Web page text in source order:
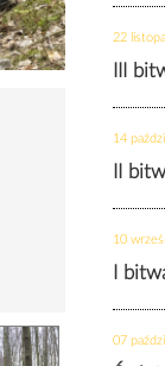
22
III
14
II
10
I
07